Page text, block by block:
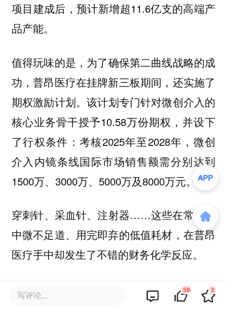
项目建成后，预计新增超11.6亿支的高端产
品产能。
值得玩味的是， 为了确保第二曲线战略的成
功，普昂医疗在挂牌新三板期间，还实施了
期权激励计划。该计划专门针对微创介入的
核心业务骨干授予10.58万份期权，并设下
了行权条件：考核2025年至2028年，微创
介入内镜条线国际市场销售额需分别达到
1500万、3000万、5000万及8000万元。
穿刺针、采血针、注射器……这些在常人眼
中微不足道、用完即弃的低值耗材，在普昂
医疗手中却发生了不错的财务化学反应。
十余年来，普昂医疗拒绝粗放式的低端内
写评论... 59 3